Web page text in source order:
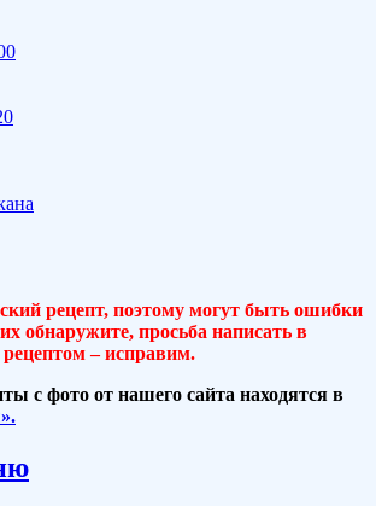
рецепт, поэтому могут быть ошибки
обнаружите, просьба написать в
– исправим.
с фото от нашего сайта находятся в